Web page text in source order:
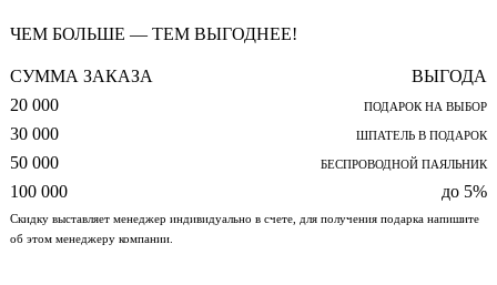
ЧЕМ БОЛЬШЕ — ТЕМ ВЫГОДНЕЕ!
СУММА ЗАКАЗА
ВЫГОДА
20 000
ПОДАРОК НА ВЫБОР
30 000 ШПАТЕЛЬ В ПОДАРОК
50 000 БЕСПРОВОДНОЙ ПАЯЛЬНИК
100 000 до 5%
Скидку выставляет менеджер индивидуально в счете, для получения подарка напишите
об этом менеджеру компании.